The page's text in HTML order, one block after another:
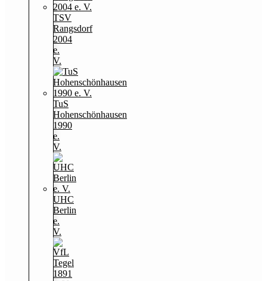
TSV
Rangsdorf
2004
e.
V.
TuS
Hohenschönhausen
1990
e.
V.
UHC
Berlin
e.
V.